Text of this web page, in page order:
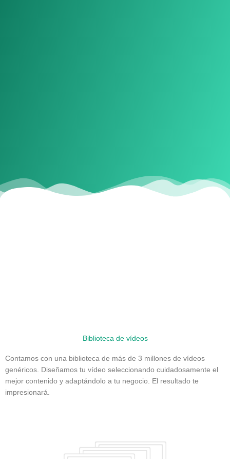
Biblioteca de vídeos
Contamos con una biblioteca de más de 3 millones de vídeos
genéricos. Diseñamos tu vídeo seleccionando cuidadosamente el
mejor contenido y adaptándolo a tu negocio. El resultado te
impresionará.